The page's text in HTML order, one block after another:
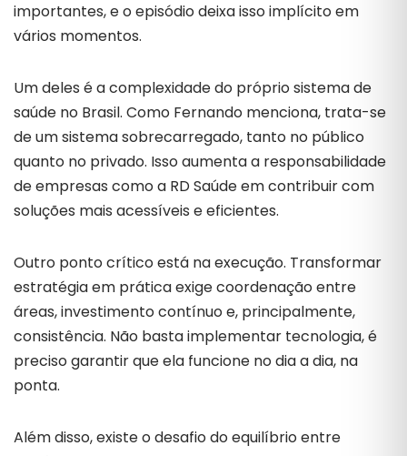
importantes, e o episódio deixa isso implícito em
vários momentos.
Um deles é a complexidade do próprio sistema de
saúde no Brasil. Como Fernando menciona, trata-se
de um sistema sobrecarregado, tanto no público
quanto no privado. Isso aumenta a responsabilidade
de empresas como a RD Saúde em contribuir com
soluções mais acessíveis e eficientes.
Outro ponto crítico está na execução. Transformar
estratégia em prática exige coordenação entre
áreas, investimento contínuo e, principalmente,
consistência. Não basta implementar tecnologia, é
preciso garantir que ela funcione no dia a dia, na
ponta.
Além disso, existe o desafio do equilíbrio entre